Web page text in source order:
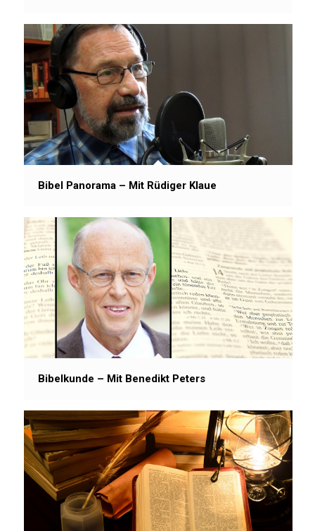
Bibel Panorama – Mit Rüdiger Klaue
Bibelkunde – Mit Benedikt Peters